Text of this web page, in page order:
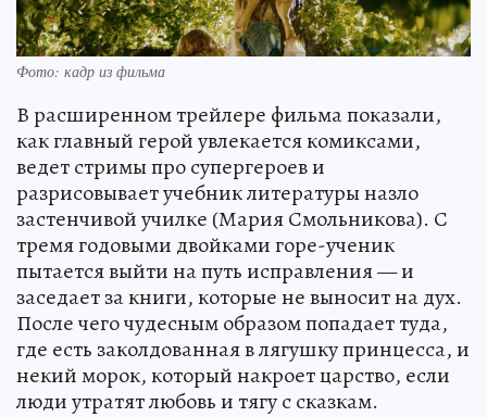
Фото: кадр из фильма
В расширенном трейлере фильма показали,
как главный герой увлекается комиксами,
ведет стримы про супергероев и
разрисовывает учебник литературы назло
застенчивой училке (Мария Смольникова). С
тремя годовыми двойками горе-ученик
пытается выйти на путь исправления — и
заседает за книги, которые не выносит на дух.
После чего чудесным образом попадает туда,
где есть заколдованная в лягушку принцесса, и
некий морок, который накроет царство, если
люди утратят любовь и тягу с сказкам.